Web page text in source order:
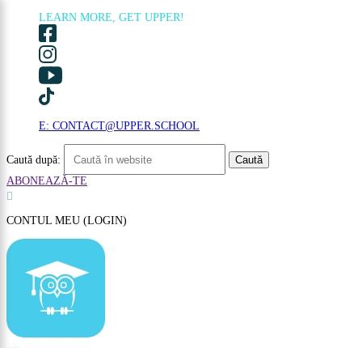
LEARN MORE, GET UPPER!
E: CONTACT@UPPER.SCHOOL
Caută după:
ABONEAZĂ-TE

CONTUL MEU (LOGIN)